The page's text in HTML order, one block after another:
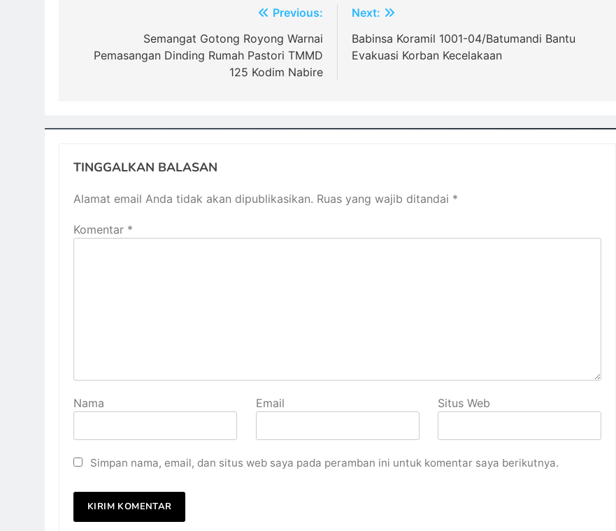
Previous:
Semangat Gotong Royong Warnai
Pemasangan Dinding Rumah Pastori TMMD
125 Kodim Nabire
Next:
Babinsa Koramil 1001-04/Batumandi Bantu
Evakuasi Korban Kecelakaan
TINGGALKAN BALASAN
Alamat email Anda tidak akan dipublikasikan. Ruas yang wajib ditandai *
Komentar *
Nama Email Situs Web
Simpan nama, email, dan situs web saya pada peramban ini untuk komentar saya berikutnya.